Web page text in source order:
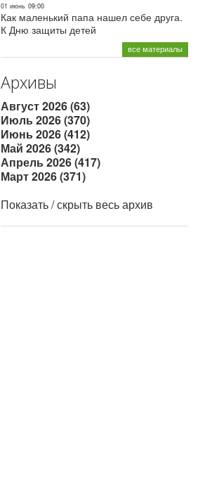
01 июнь 09:00
Как маленький папа нашел себе друга.
К Дню защиты детей
все материалы
Архивы
Август 2026 (63)
Июль 2026 (370)
Июнь 2026 (412)
Май 2026 (342)
Апрель 2026 (417)
Март 2026 (371)
Показать / скрыть весь архив